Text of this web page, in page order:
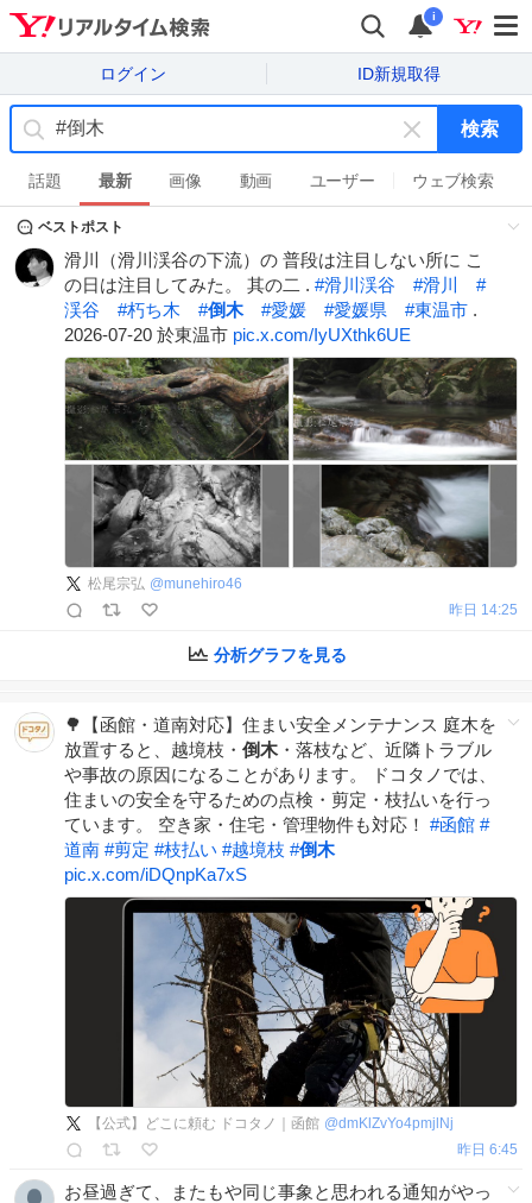
i
ログイン ID新規取得
キ
ー
ワ
ド
を
消
検索
話題 最新 画像 動画 ユーザー ウェブ検索
ベストポスト
滑川（滑川渓谷の下流）の 普段は注目しない所に こ
の日は注目してみた。 其の二 . #滑川渓谷 #滑川
#
渓谷
#朽ち木 #倒木 #愛媛 #愛媛県 #東温市 .
2026-07-20 於東温市 pic.x.com/IyUXthk6UE
松尾宗弘 @munehiro46
昨日 14:25
分析グラフを見る
🌳【函館・道南対応】住まい安全メンテナンス 庭木を
放置すると、越境枝・ 倒木・落枝など、近隣トラブル
や事故の原因になることがあります。 ドコタノでは、
住まいの安全を守るための点検・剪定・枝払いを行っ
ています。 空き家・住宅・管理物件も対応！ #函館 #
道南 #剪定 #枝払い #越境枝 #倒木
pic.x.com/iDQnpKa7xS
【公式】どこに頼む ドコタノ｜函館 @dmKlZvYo4pmjlNj
昨日 6:45
お昼過ぎて、またもや同じ事象と思われる通知がやっ